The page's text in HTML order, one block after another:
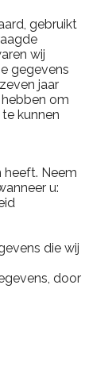
gebruikt
wij
gegevens
jaar
om
kunnen
heeft. Neem
u:
die wij
door